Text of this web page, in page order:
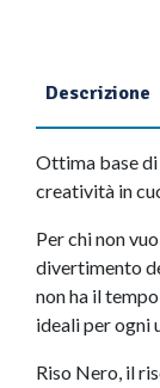
Descrizione
Ottima base
creatività in
Per chi non
divertimento
non ha il
ideali per ogni
Riso Nero, il